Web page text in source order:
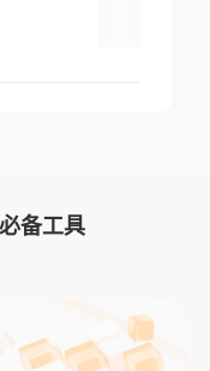
备工具